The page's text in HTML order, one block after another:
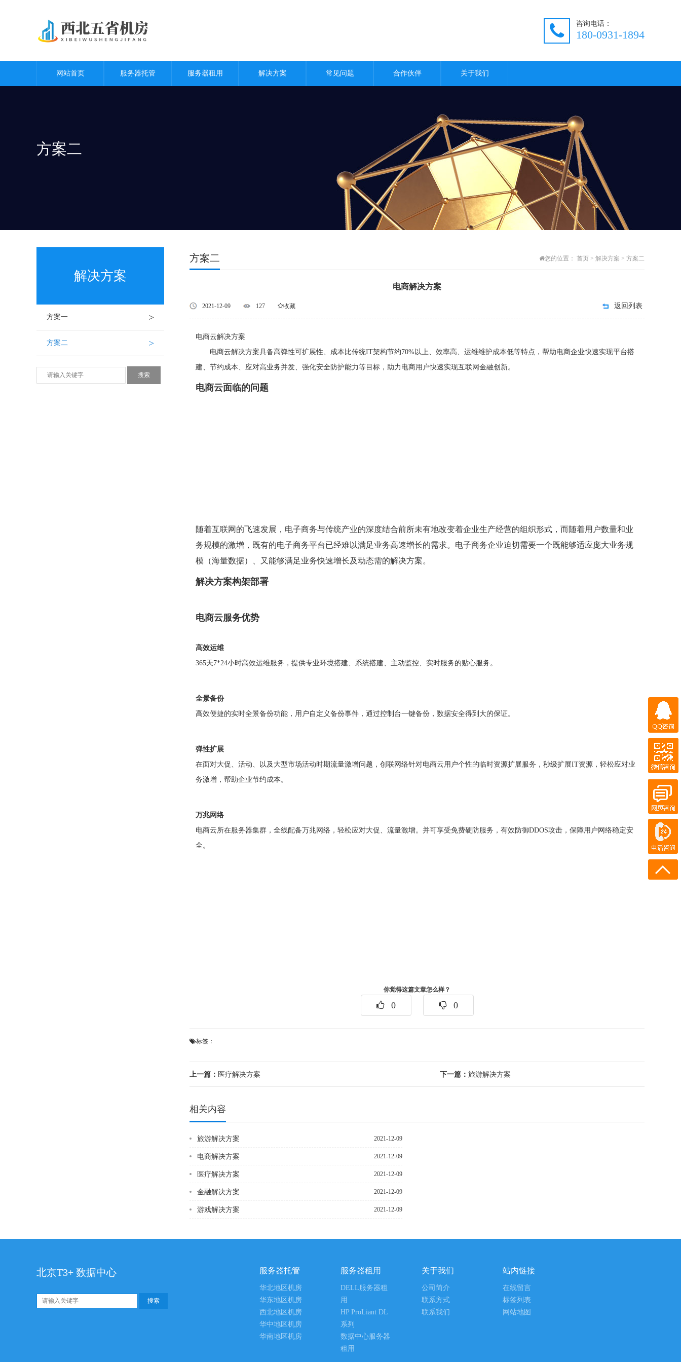
咨询电话：
180-0931-1894
网站首页 服务器托管 服务器租用 解决方案 常见问题 合作伙伴 关于我们
方案二
解决方案
方案一 >
方案二 >
方案二 您的位置： 首页 > 解决方案 > 方案二
电商解决方案
2021-12-09 127 收藏 返回列表
电商云解决方案
电商云解决方案具备高弹性可扩展性、成本比传统IT架构节约70%以上、效率高、运维维护成本低等特点，帮助电商企业快速实现平台搭
建、节约成本、应对高业务并发、强化安全防护能力等目标，助力电商用户快速实现互联网金融创新。
电商云面临的问题
随着互联网的飞速发展，电子商务与传统产业的深度结合前所未有地改变着企业生产经营的组织形式，而随着用户数量和业
务规模的激增，既有的电子商务平台已经难以满足业务高速增长的需求。电子商务企业迫切需要一个既能够适应庞大业务规
模（海量数据）、又能够满足业务快速增长及动态需的解决方案。
解决方案构架部署
电商云服务优势
高效运维
365天7*24小时高效运维服务，提供专业环境搭建、系统搭建、主动监控、实时服务的贴心服务。
全景备份
高效便捷的实时全景备份功能，用户自定义备份事件，通过控制台一键备份，数据安全得到大的保证。
弹性扩展
在面对大促、活动、以及大型市场活动时期流量激增问题，创联网络针对电商云用户个性的临时资源扩展服务，秒级扩展IT资源，轻松应对业
务激增，帮助企业节约成本。
万兆网络
电商云所在服务器集群，全线配备万兆网络，轻松应对大促、流量激增。并可享受免费硬防服务，有效防御DDOS攻击，保障用户网络稳定安
全。
你觉得这篇文章怎么样？
0 0
标签：
上一篇： 医疗解决方案 下一篇： 旅游解决方案
相关内容
旅游解决方案 2021-12-09
电商解决方案 2021-12-09
医疗解决方案 2021-12-09
金融解决方案 2021-12-09
游戏解决方案 2021-12-09
北京T3+ 数据中心 服务器托管
华北地区机房
华东地区机房
西北地区机房
华中地区机房
华南地区机房
服务器租用
DELL服务器租
用
HP ProLiant DL
系列
数据中心服务器
租用
关于我们
公司简介
联系方式
联系我们
站内链接
在线留言
标签列表
网站地图
QQ客服
在线客服